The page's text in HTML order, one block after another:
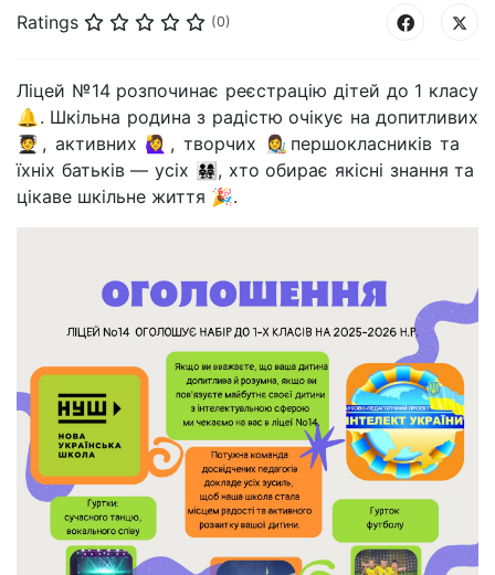
Ratings (0)
Ліцей №14 розпочинає реєстрацію дітей до 1 класу
🔔. Шкільна родина з радістю очікує на допитливих
🧑‍🎓, активних 🙋‍♀️, творчих 👩‍🎨першокласників та
їхніх батьків — усіх 👨‍👩‍👧‍👧, хто обирає якісні знання та
цікаве шкільне життя 🎉.